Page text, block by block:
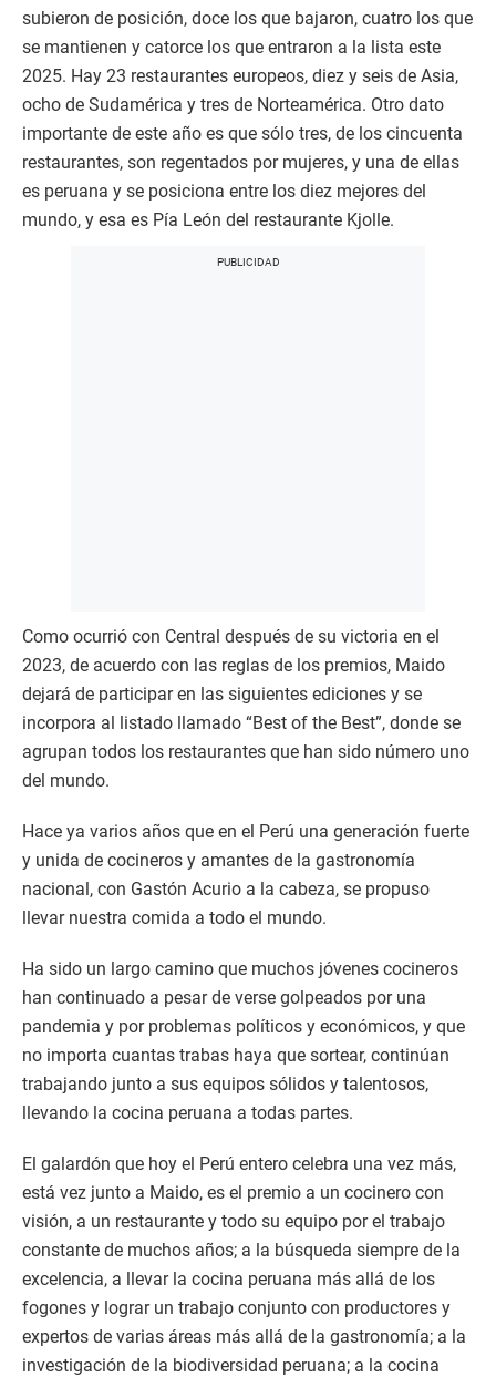
subieron de posición, doce los que bajaron, cuatro los que
se mantienen y catorce los que entraron a la lista este
2025. Hay 23 restaurantes europeos, diez y seis de Asia,
ocho de Sudamérica y tres de Norteamérica. Otro dato
importante de este año es que sólo tres, de los cincuenta
restaurantes, son regentados por mujeres, y una de ellas
es peruana y se posiciona entre los diez mejores del
mundo, y esa es Pía León del restaurante Kjolle.
Como ocurrió con Central después de su victoria en el
2023, de acuerdo con las reglas de los premios, Maido
dejará de participar en las siguientes ediciones y se
incorpora al listado llamado “Best of the Best”, donde se
agrupan todos los restaurantes que han sido número uno
del mundo.
Hace ya varios años que en el Perú una generación fuerte
y unida de cocineros y amantes de la gastronomía
nacional, con Gastón Acurio a la cabeza, se propuso
llevar nuestra comida a todo el mundo.
Ha sido un largo camino que muchos jóvenes cocineros
han continuado a pesar de verse golpeados por una
pandemia y por problemas políticos y económicos, y que
no importa cuantas trabas haya que sortear, continúan
trabajando junto a sus equipos sólidos y talentosos,
llevando la cocina peruana a todas partes.
El galardón que hoy el Perú entero celebra una vez más,
está vez junto a Maido, es el premio a un cocinero con
visión, a un restaurante y todo su equipo por el trabajo
constante de muchos años; a la búsqueda siempre de la
excelencia, a llevar la cocina peruana más allá de los
fogones y lograr un trabajo conjunto con productores y
expertos de varias áreas más allá de la gastronomía; a la
investigación de la biodiversidad peruana; a la cocina